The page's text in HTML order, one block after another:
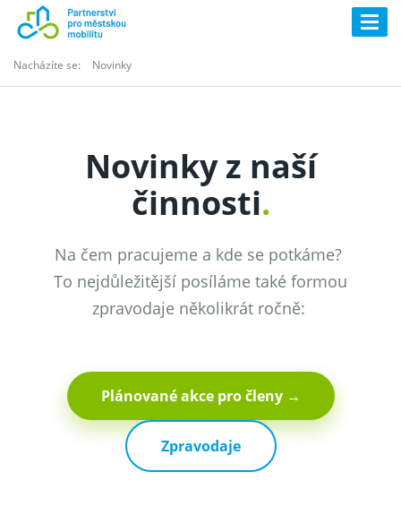
Nacházíte se: Novinky
Novinky z naší
činnosti.
Na čem pracujeme a kde se potkáme?
To nejdůležitější posíláme také formou
zpravodaje několikrát ročně:
Plánované akce pro členy →
Zpravodaje